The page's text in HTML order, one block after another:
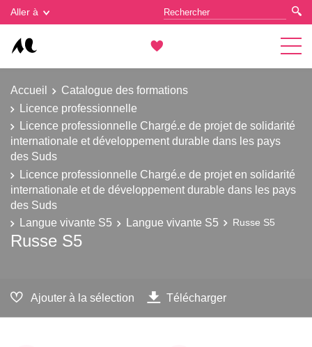
Aller à
Accueil
Catalogue des formations
Licence professionnelle
Licence professionnelle Chargé.e de projet de solidarité
internationale et développement durable dans les pays
des Suds
Licence professionnelle Chargé.e de projet en solidarité
internationale et de développement durable dans les pays
des Suds
Langue vivante S5
Langue vivante S5 Russe S5
Russe S5
Ajouter à la sélection Télécharger
Gestion des cookies